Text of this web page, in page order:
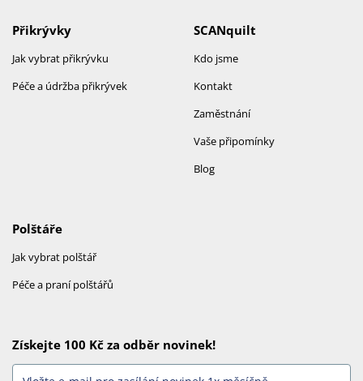
SCANquilt
Kdo jsme
Kontakt
Zaměstnání
Vaše připomínky
Blog
Přikrývky
Jak vybrat přikrývku
Péče a údržba přikrývek
Polštáře
Jak vybrat polštář
Péče a praní polštářů
Získejte 100 Kč za odběr novinek!